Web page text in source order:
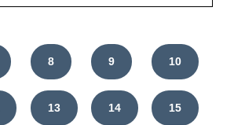
8 9 10
13 14 15